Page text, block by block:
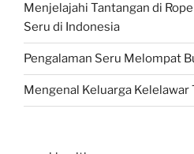
Menjelajahi Tantangan di
Seru di Indonesia
Pengalaman Seru Melompat
Mengenal Keluarga Kelelawar